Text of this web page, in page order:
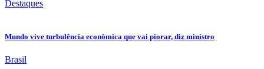
Destaques
Mundo vive turbulência econômica que vai piorar, diz ministro
Brasil